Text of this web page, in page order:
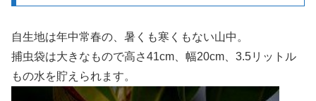
自生地は年中常春の、暑くも寒くもない山中。
捕虫袋は大きなもので高さ41cm、幅20cm、3.5リットル
もの水を貯えられます。